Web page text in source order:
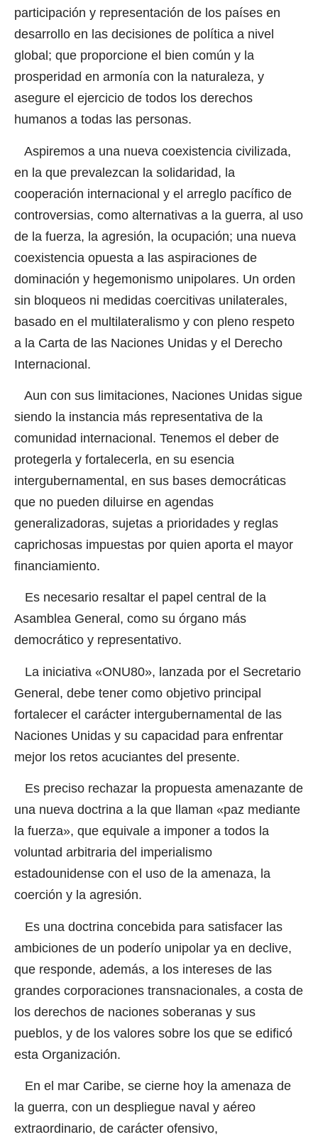
participación y representación de los países en
desarrollo en las decisiones de política a nivel
global; que proporcione el bien común y la
prosperidad en armonía con la naturaleza, y
asegure el ejercicio de todos los derechos
humanos a todas las personas.
Aspiremos a una nueva coexistencia civilizada,
en la que prevalezcan la solidaridad, la
cooperación internacional y el arreglo pacífico de
controversias, como alternativas a la guerra, al uso
de la fuerza, la agresión, la ocupación; una nueva
coexistencia opuesta a las aspiraciones de
dominación y hegemonismo unipolares. Un orden
sin bloqueos ni medidas coercitivas unilaterales,
basado en el multilateralismo y con pleno respeto
a la Carta de las Naciones Unidas y el Derecho
Internacional.
Aun con sus limitaciones, Naciones Unidas sigue
siendo la instancia más representativa de la
comunidad internacional. Tenemos el deber de
protegerla y fortalecerla, en su esencia
intergubernamental, en sus bases democráticas
que no pueden diluirse en agendas
generalizadoras, sujetas a prioridades y reglas
caprichosas impuestas por quien aporta el mayor
financiamiento.
Es necesario resaltar el papel central de la
Asamblea General, como su órgano más
democrático y representativo.
La iniciativa «ONU80», lanzada por el Secretario
General, debe tener como objetivo principal
fortalecer el carácter intergubernamental de las
Naciones Unidas y su capacidad para enfrentar
mejor los retos acuciantes del presente.
Es preciso rechazar la propuesta amenazante de
una nueva doctrina a la que llaman «paz mediante
la fuerza», que equivale a imponer a todos la
voluntad arbitraria del imperialismo
estadounidense con el uso de la amenaza, la
coerción y la agresión.
Es una doctrina concebida para satisfacer las
ambiciones de un poderío unipolar ya en declive,
que responde, además, a los intereses de las
grandes corporaciones transnacionales, a costa de
los derechos de naciones soberanas y sus
pueblos, y de los valores sobre los que se edificó
esta Organización.
En el mar Caribe, se cierne hoy la amenaza de
la guerra, con un despliegue naval y aéreo
extraordinario, de carácter ofensivo,